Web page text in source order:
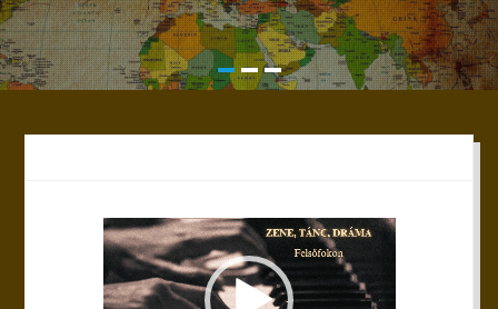
Videólejátszó